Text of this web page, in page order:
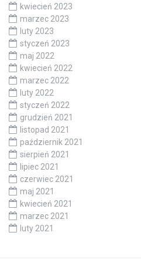
kwiecień 2023
marzec 2023
luty 2023
styczeń 2023
maj 2022
kwiecień 2022
marzec 2022
luty 2022
styczeń 2022
grudzień 2021
listopad 2021
październik 2021
sierpień 2021
lipiec 2021
czerwiec 2021
maj 2021
kwiecień 2021
marzec 2021
luty 2021